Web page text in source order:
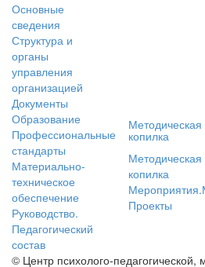
Основные
сведения
Структура и
органы
управления
организацией
Документы
Образование
Профессиональные
стандарты
Материально-
техническое
обеспечение
Руководство.
Педагогический
состав
Методическая
копилка
Методическая
копилка
Проекты
© Центр психолого-педагогической,